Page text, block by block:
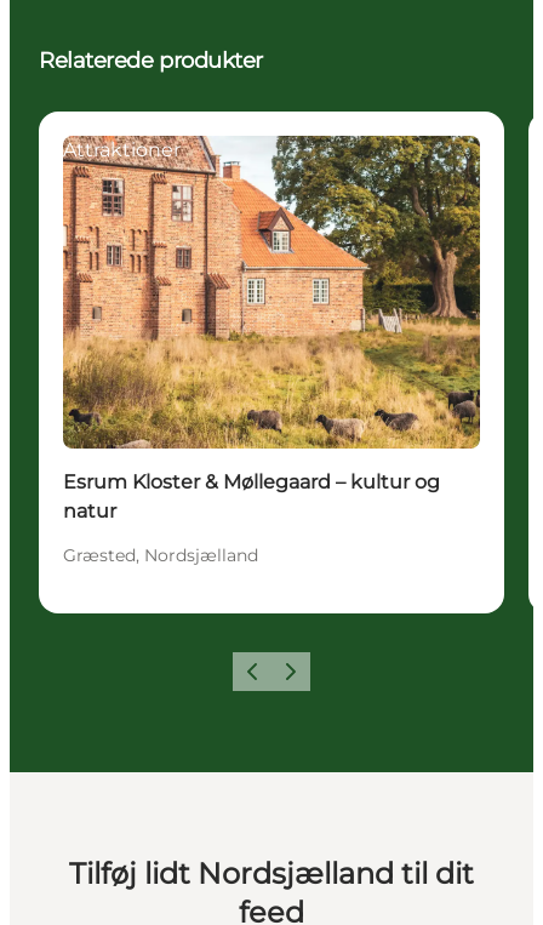
Relaterede produkter
Attraktioner
Esrum Kloster & Møllegaard – kultur og
natur
Græsted, Nordsjælland
ForrigeNæste
Tilføj lidt Nordsjælland til dit
feed